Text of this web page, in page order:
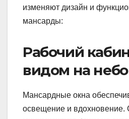
изменяют дизайн и
мансарды:
Рабочий
видом на небо
Мансардные окна
освещение и вдохновение.